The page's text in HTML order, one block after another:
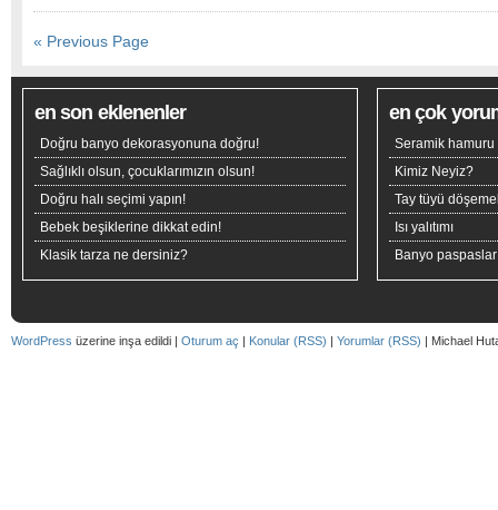
« Previous Page
en son eklenenler
Doğru banyo dekorasyonuna doğru!
Sağlıklı olsun, çocuklarımızın olsun!
Doğru halı seçimi yapın!
Bebek beşiklerine dikkat edin!
Klasik tarza ne dersiniz?
en çok
Seramik hamuru
Kimiz Neyiz?
Tay tüyü
Isı yalıtımı
Banyo
WordPress üzerine inşa edildi | Oturum aç | Konular (RSS) | Yorumlar (RSS) | Michael